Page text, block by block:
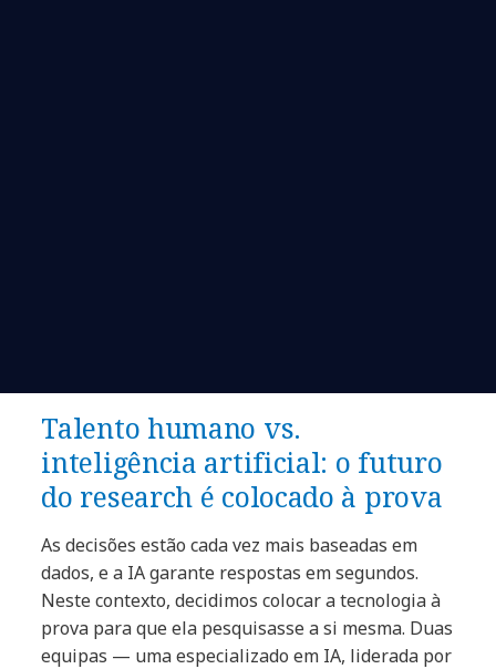
Talento humano vs.
inteligência artificial: o futuro
do research é colocado à prova
As decisões estão cada vez mais baseadas em
dados, e a IA garante respostas em segundos.
Neste contexto, decidimos colocar a tecnologia à
prova para que ela pesquisasse a si mesma. Duas
equipas — uma especializado em IA, liderada por